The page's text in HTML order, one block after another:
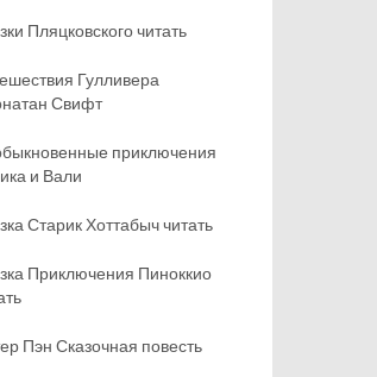
Пляцковского читать
Гулливера
Свифт
приключения
и Вали
Старик Хоттабыч читать
Приключения Пиноккио
Пэн Сказочная повесть